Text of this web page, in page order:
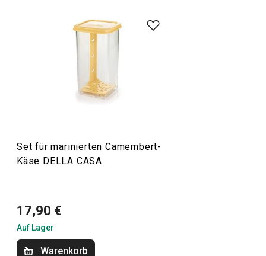
Küchenutensilien, die die Arbeit in der Küche
erleichtern. Dazu gehören Bestseller wie eine
und eine gesunde
erprobte Rezepte und Produktvideos hinzugefügt, um die
Arbeit mit den Geräten zu erleichtern.
Set für marinierten Camembert-
Käse DELLA CASA
17,90 €
Auf Lager
Warenkorb